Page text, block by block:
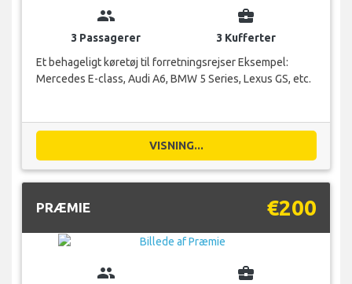
group
3 Passagerer
business_center
3 Kufferter
Et behageligt køretøj til forretningsrejser Eksempel:
Mercedes E-class, Audi A6, BMW 5 Series, Lexus GS, etc.
VISNING...
PRÆMIE €200
group business_center